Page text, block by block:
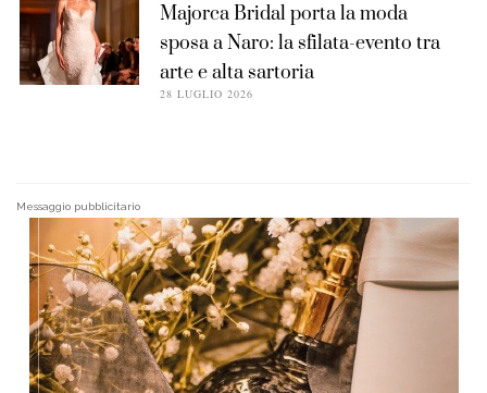
Majorca Bridal porta la moda
sposa a Naro: la sfilata-evento tra
arte e alta sartoria
28 LUGLIO 2026
Messaggio pubblicitario